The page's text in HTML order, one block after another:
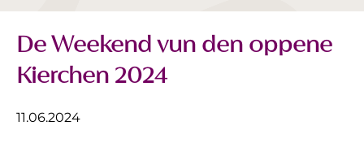
De Weekend vun den oppene
Kierchen 2024
11.06.2024